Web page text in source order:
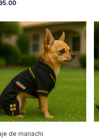
de mariachi